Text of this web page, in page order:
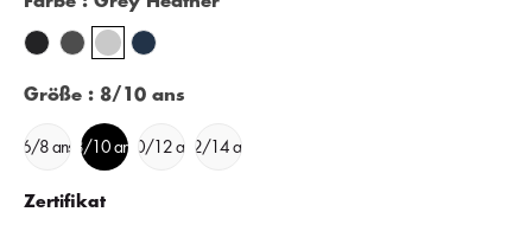
Größe : 8/10 ans
6/8 ans 8/10 ans10/12 ans12/14 ans
Zertifikat